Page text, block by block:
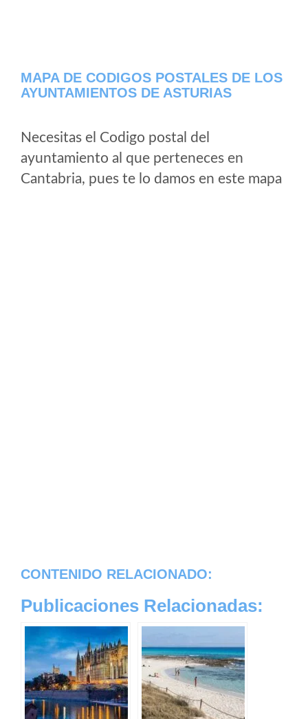
MAPA DE CODIGOS POSTALES DE LOS
AYUNTAMIENTOS DE ASTURIAS
Necesitas el Codigo postal del
ayuntamiento al que perteneces en
Cantabria, pues te lo damos en este mapa
CONTENIDO RELACIONADO:
Publicaciones Relacionadas: